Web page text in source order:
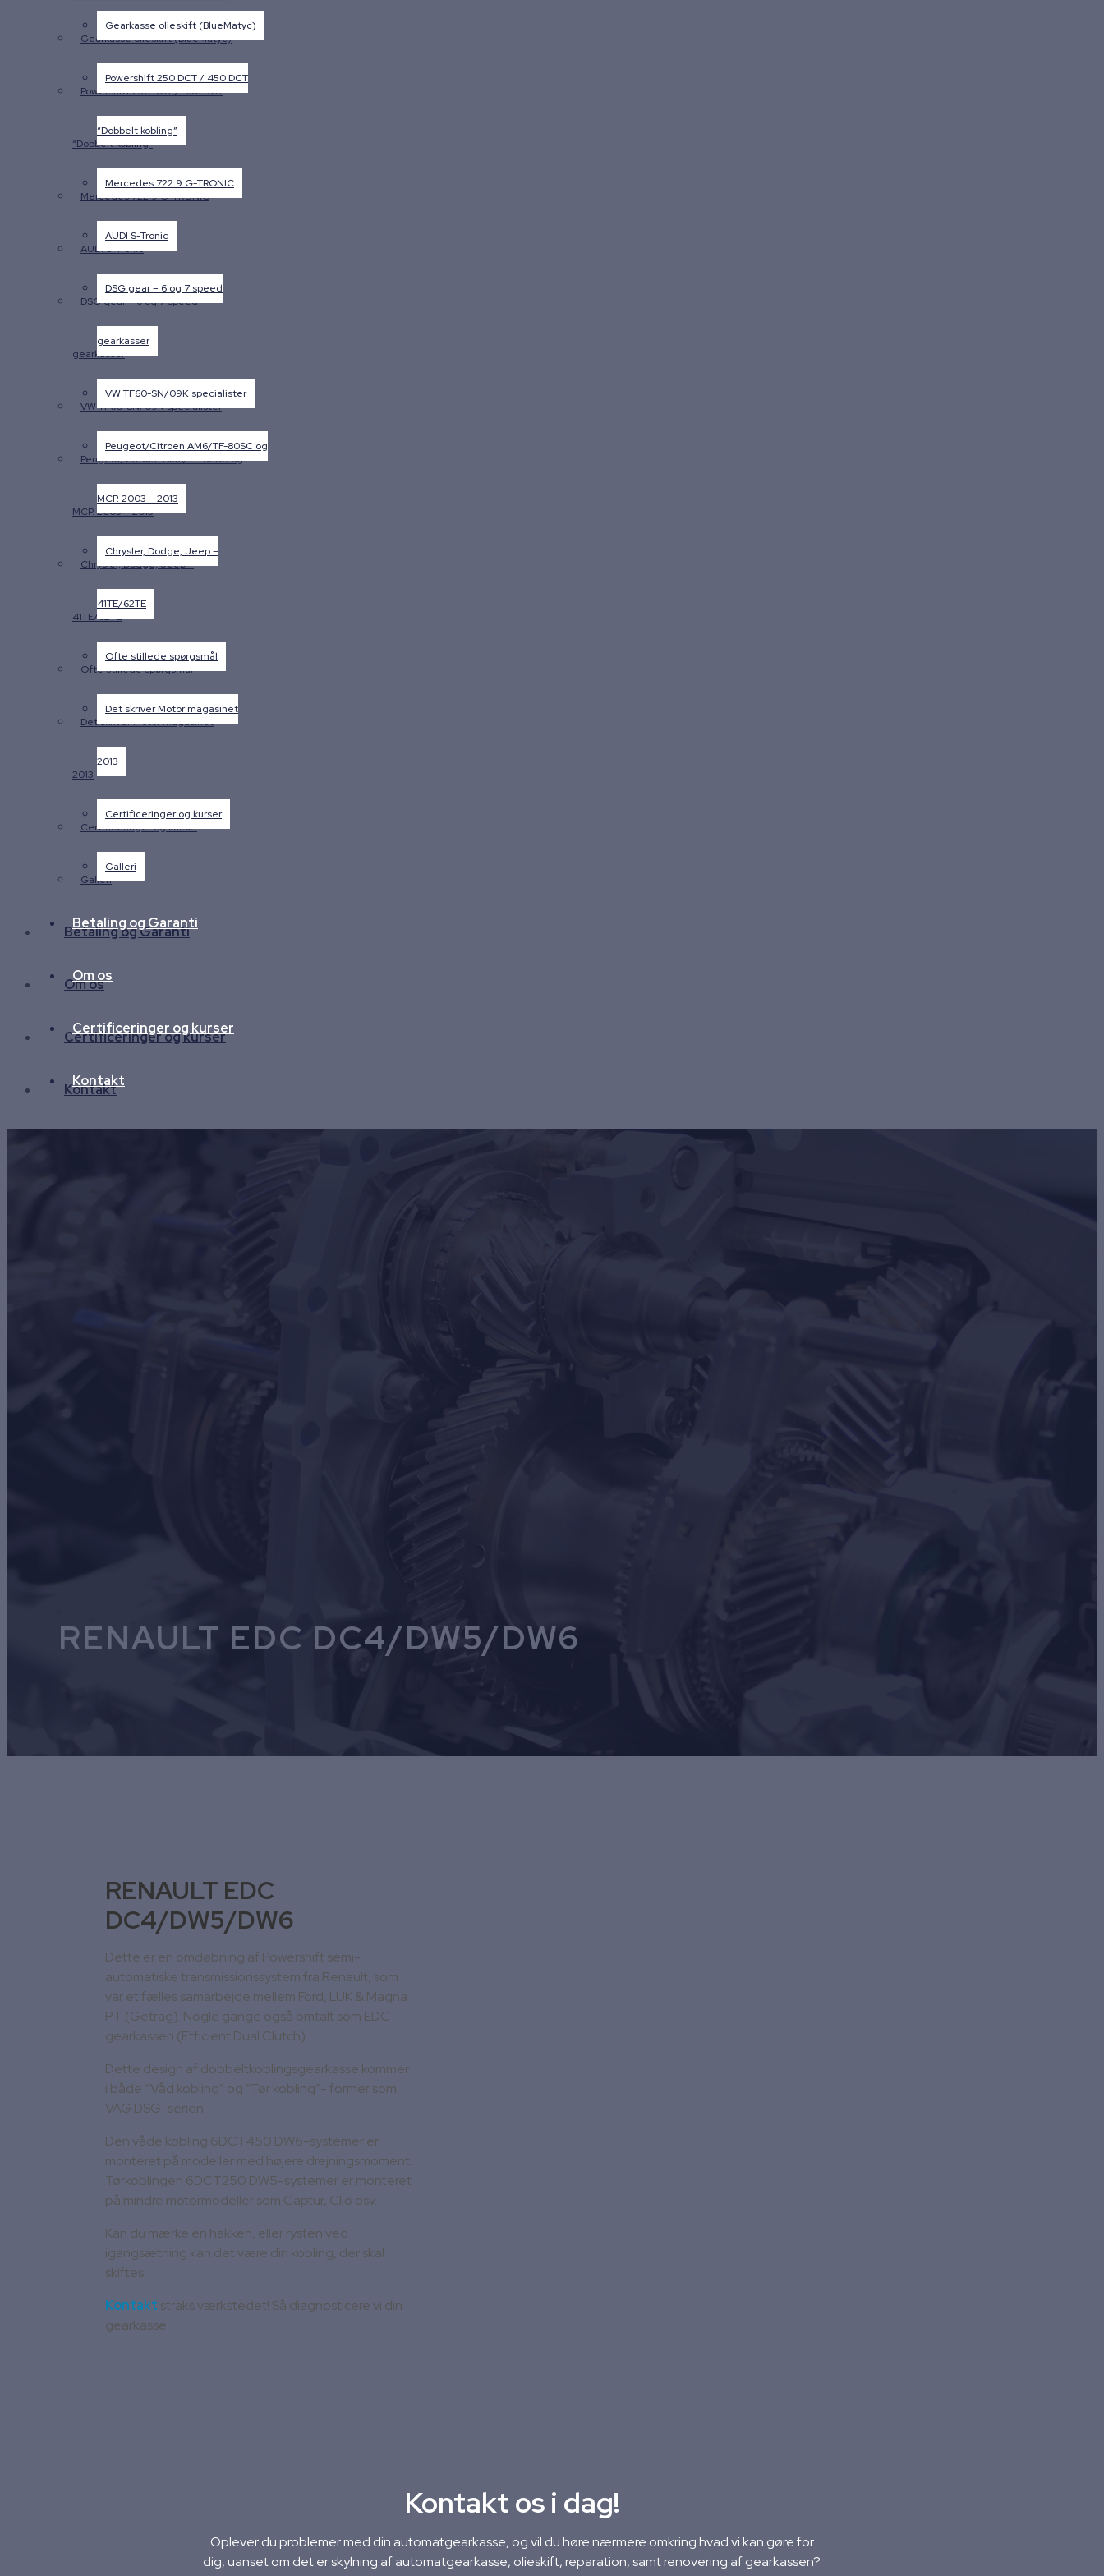
Gearkasse olieskift (BlueMatyc)
Powershift 250 DCT / 450 DCT
“Dobbelt kobling”
Mercedes 722 9 G-TRONIC
AUDI S-Tronic
DSG gear – 6 og 7 speed
gearkasser
VW TF60-SN/09K specialister
Peugeot/Citroen AM6/TF-80SC og
MCP. 2003 – 2013
Chrysler, Dodge, Jeep –
41TE/62TE
Ofte stillede spørgsmål
Det skriver Motor magasinet
2013
Certificeringer og kurser
Galleri
Betaling og Garanti
Om os
Certificeringer og kurser
Kontakt
Gearkasse olieskift (BlueMatyc)
Powershift 250 DCT / 450 DCT
“Dobbelt kobling”
Mercedes 722 9 G-TRONIC
AUDI S-Tronic
DSG gear – 6 og 7 speed
gearkasser
VW TF60-SN/09K specialister
Peugeot/Citroen AM6/TF-80SC og
MCP. 2003 – 2013
Chrysler, Dodge, Jeep –
41TE/62TE
Ofte stillede spørgsmål
Det skriver Motor magasinet
2013
Certificeringer og kurser
Galleri
Betaling og Garanti
Om os
Certificeringer og kurser
Kontakt
RENAULT EDC DC4/DW5/DW6
RENAULT EDC
DC4/DW5/DW6
Dette er en omdøbning af Powershift semi-
automatiske transmissionssystem fra Renault, som
var et fælles samarbejde mellem Ford, LUK & Magna
PT (Getrag). Nogle gange også omtalt som EDC
gearkassen (Efficient Dual Clutch).
Dette design af dobbeltkoblingsgearkasse kommer
i både “Våd kobling” og “Tør kobling”- former som
VAG DSG-serien.
Den våde kobling 6DCT450 DW6-systemer er
monteret på modeller med højere drejningsmoment.
Tørkoblingen 6DCT250 DW5-systemer er monteret
på mindre motormodeller som Captur, Clio osv.
Kan du mærke en hakken, eller rysten ved
igangsætning kan det være din kobling, der skal
skiftes.
Kontakt straks værkstedet! Så diagnosticere vi din
gearkasse.
Kontakt os i dag!
Oplever du problemer med din automatgearkasse, og vil du høre nærmere omkring hvad vi kan gøre for
dig, uanset om det er skylning af automatgearkasse, olieskift, reparation, samt renovering af gearkassen?